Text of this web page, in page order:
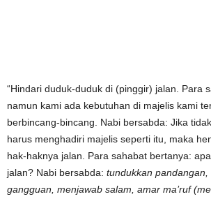
“Hindari duduk-duduk di (pinggir) jalan. Para
namun kami ada kebutuhan di majelis kami
berbincang-bincang. Nabi bersabda: Jika
harus menghadiri majelis seperti itu, maka
hak-haknya jalan. Para sahabat bertanya:
jalan? Nabi bersabda: tundukkan
gangguan, menjawab salam, amar ma’ruf